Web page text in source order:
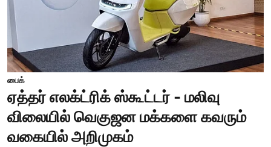
பைக்
ஏத்தர் எலக்ட்ரிக் ஸ்கூட்டர் - மலிவு
விலையில் வெகுஜன மக்களை கவரும்
வகையில் அறிமுகம்